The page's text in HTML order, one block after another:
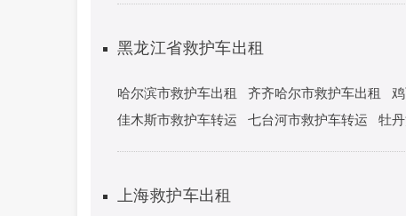
黑龙江省救护车出租
哈尔滨市救护车出租 齐齐哈尔市救护车出租
佳木斯市救护车转运
七台河市救护车转运 牡
上海救护车出租